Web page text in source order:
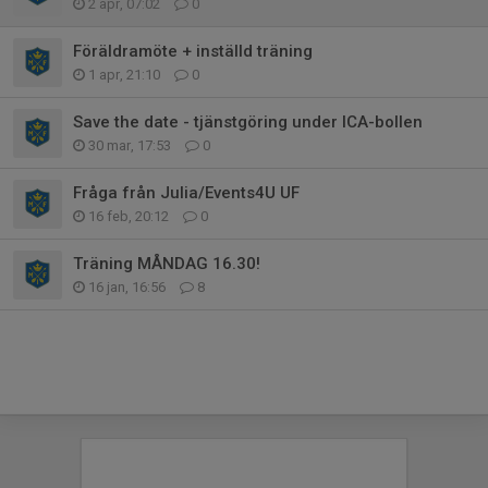
2 apr, 07:02 0
Föräldramöte + inställd träning
1 apr, 21:10 0
Save the date - tjänstgöring under ICA-bollen
30 mar, 17:53 0
Fråga från Julia/Events4U UF
16 feb, 20:12 0
Träning MÅNDAG 16.30!
16 jan, 16:56 8